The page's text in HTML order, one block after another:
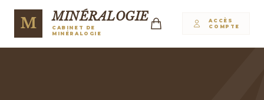
M MINÉRALOGIE
CABINET DE
MINÉRALOGIE
ACCÈS
COMPTE